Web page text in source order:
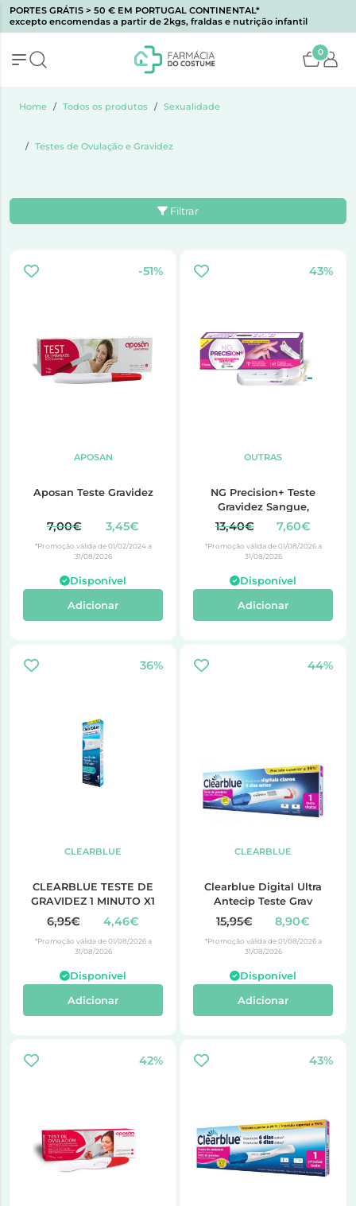
PORTES GRÁTIS > 50 € EM PORTUGAL CONTINENTAL*
excepto encomendas a partir de 2kgs, fraldas e nutrição infantil
0
Home Todos os produtos Sexualidade
Testes de Ovulação e Gravidez
Filtrar
-51%
APOSAN
Aposan Teste Gravidez
7,00€ 3,45€
*Promoção válida de 01/02/2024 a
31/08/2026
Disponível
Adicionar
43%
OUTRAS
NG Precision+ Teste
Gravidez Sangue,
13,40€ 7,60€
*Promoção válida de 01/08/2026 a
31/08/2026
Disponível
Adicionar
36%
CLEARBLUE
CLEARBLUE TESTE DE
GRAVIDEZ 1 MINUTO X1
6,95€ 4,46€
*Promoção válida de 01/08/2026 a
31/08/2026
Disponível
Adicionar
44%
CLEARBLUE
Clearblue Digital Ultra
Antecip Teste Grav
15,95€ 8,90€
*Promoção válida de 01/08/2026 a
31/08/2026
Disponível
Adicionar
42% 43%